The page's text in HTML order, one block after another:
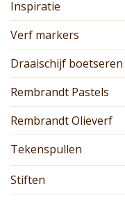
Inspiratie
Verf markers
Draaischijf boetseren
Rembrandt Pastels
Rembrandt Olieverf
Tekenspullen
Stiften